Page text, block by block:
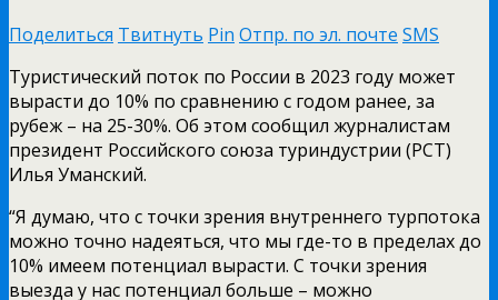
Поделиться Твитнуть Pin Отпр. по эл. почте SMS
Туристический поток по России в 2023 году может
вырасти до 10% по сравнению с годом ранее, за
рубеж – на 25-30%. Об этом сообщил журналистам
президент Российского союза туриндустрии (РСТ)
Илья Уманский.
“Я думаю, что с точки зрения внутреннего турпотока
можно точно надеяться, что мы где-то в пределах до
10% имеем потенциал вырасти. С точки зрения
выезда у нас потенциал больше – можно